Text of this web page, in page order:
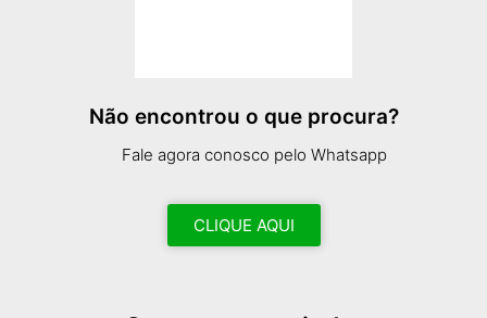
Não encontrou o que procura?
Fale agora conosco pelo Whatsapp
CLIQUE AQUI